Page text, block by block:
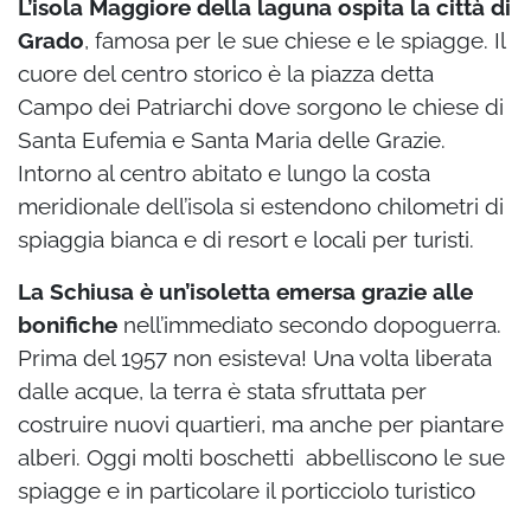
L’isola Maggiore della laguna ospita la città di
Grado, famosa per le sue chiese e le spiagge. Il
cuore del centro storico è la piazza detta
Campo dei Patriarchi dove sorgono le chiese di
Santa Eufemia e Santa Maria delle Grazie.
Intorno al centro abitato e lungo la costa
meridionale dell’isola si estendono chilometri di
spiaggia bianca e di resort e locali per turisti.
La Schiusa è un’isoletta emersa grazie alle
bonifiche nell’immediato secondo dopoguerra.
Prima del 1957 non esisteva! Una volta liberata
dalle acque, la terra è stata sfruttata per
costruire nuovi quartieri, ma anche per piantare
alberi. Oggi molti boschetti abbelliscono le sue
spiagge e in particolare il porticciolo turistico